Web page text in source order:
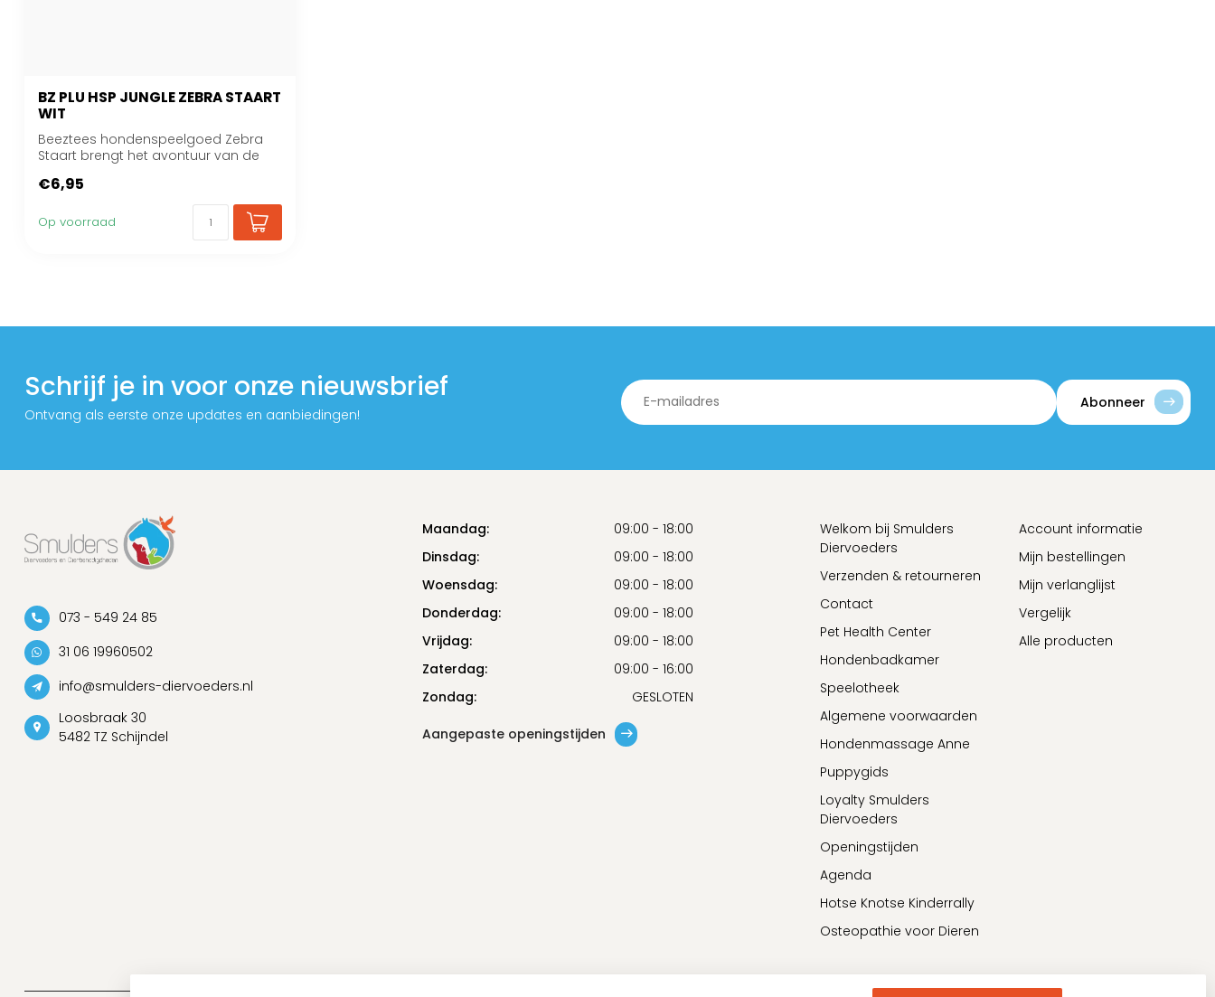
BZ PLU HSP JUNGLE ZEBRA STAART
WIT
Beeztees hondenspeelgoed Zebra
Staart brengt het avontuur van de
€6,95
Op voorraad
Schrijf je in voor onze nieuwsbrief
Ontvang als eerste onze updates en aanbiedingen!
Abonneer
073 - 549 24 85
31 06 19960502
info@smulders-diervoeders.nl
Loosbraak 30
5482 TZ Schijndel
Maandag:
09:00 - 18:00
Dinsdag:
09:00 - 18:00
Woensdag:
09:00 - 18:00
Donderdag:
09:00 - 18:00
Vrijdag:
09:00 - 18:00
Zaterdag:
09:00 - 16:00
Zondag:
GESLOTEN
Aangepaste openingstijden
Welkom bij Smulders
Diervoeders
Verzenden & retourneren
Contact
Pet Health Center
Hondenbadkamer
Speelotheek
Algemene voorwaarden
Hondenmassage Anne
Puppygids
Loyalty Smulders
Diervoeders
Openingstijden
Agenda
Hotse Knotse Kinderrally
Osteopathie voor Dieren
Account informatie
Mijn bestellingen
Mijn verlanglijst
Vergelijk
Alle producten